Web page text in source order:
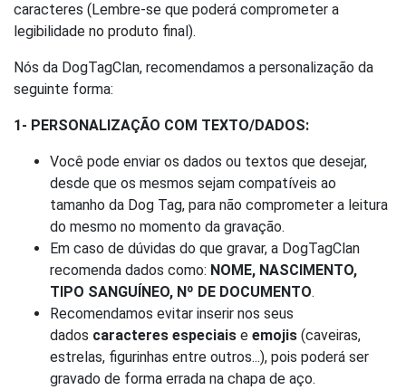
caracteres (Lembre-se que poderá comprometer a
legibilidade no produto final).
Nós da DogTagClan, recomendamos a personalização da
seguinte forma:
1- PERSONALIZAÇÃO COM TEXTO/DADOS:
Você pode enviar os dados ou textos que desejar,
desde que os mesmos sejam compatíveis ao
tamanho da Dog Tag, para não comprometer a leitura
do mesmo no momento da gravação.
Em caso de dúvidas do que gravar, a DogTagClan
recomenda dados como: NOME, NASCIMENTO,
TIPO SANGUÍNEO, Nº DE DOCUMENTO.
Recomendamos evitar inserir nos seus
dados caracteres especiais e emojis (caveiras,
estrelas, figurinhas entre outros...), pois poderá ser
gravado de forma errada na chapa de aço.